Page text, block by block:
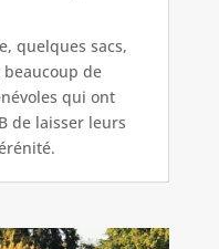
quelques sacs,
de
qui ont
de laisser leurs